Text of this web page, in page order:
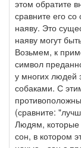
этом обратите
сравните его
наяву. Это
наяву могут
Возьмем, к
символ
у многих людей
собаками. С
(сравните:
Людям, которые
сон, в котором